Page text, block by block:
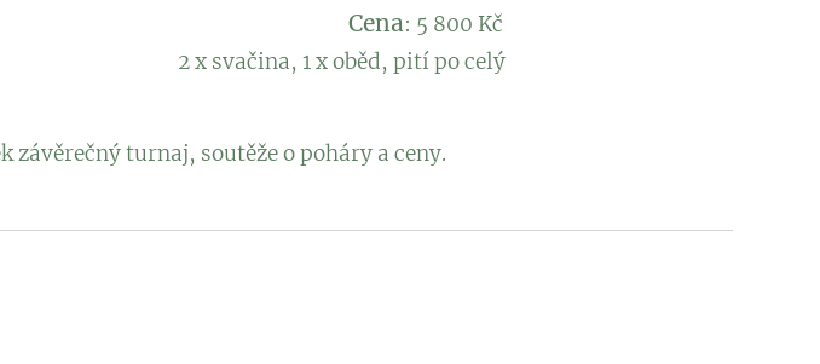
sporty Cena: 5 800 Kč
pití po celý
závěrečný turnaj, soutěže o poháry a ceny.